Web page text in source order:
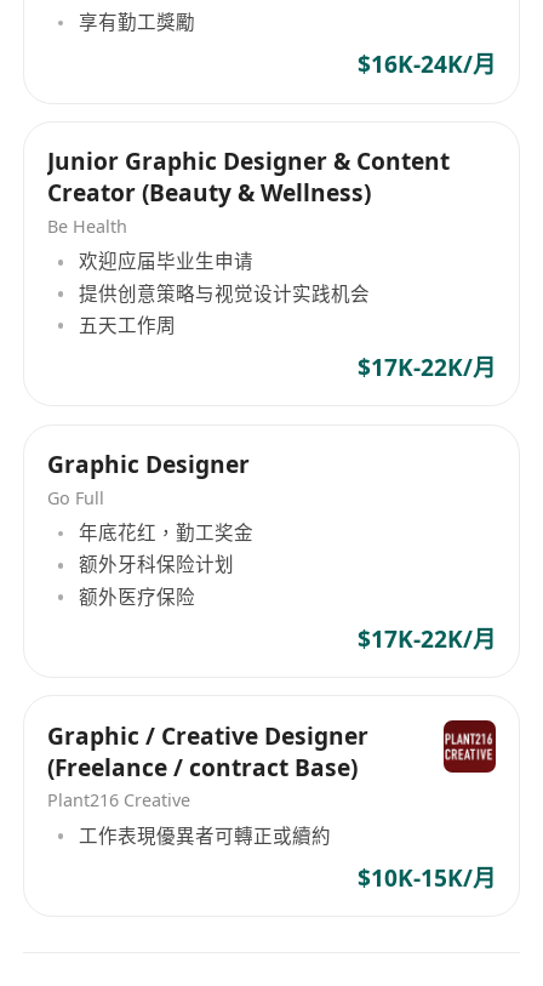
享有勤工獎勵
$16K-24K/月
Junior Graphic Designer & Content
Creator (Beauty & Wellness)
Be Health
欢迎应届毕业生申请
提供创意策略与视觉设计实践机会
五天工作周
$17K-22K/月
Graphic Designer
Go Full
年底花红，勤工奖金
额外牙科保险计划
额外医疗保险
$17K-22K/月
Graphic / Creative Designer
(Freelance / contract Base)
Plant216 Creative
工作表現優異者可轉正或續約
$10K-15K/月